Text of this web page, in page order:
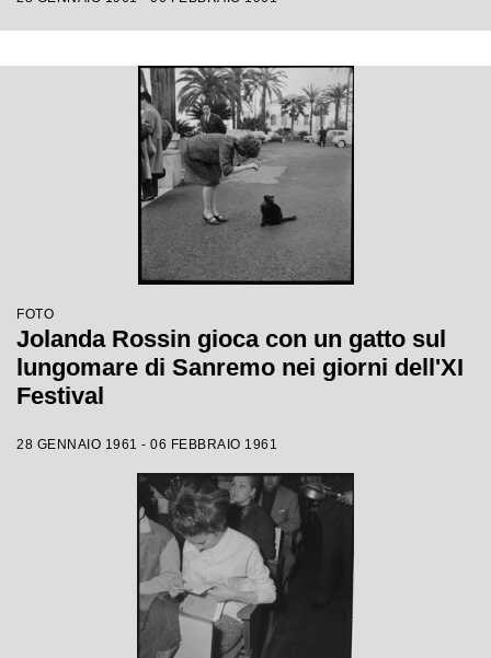
FOTO
Jolanda Rossin gioca con un gatto sul
lungomare di Sanremo nei giorni dell'XI
Festival
28 GENNAIO 1961 - 06 FEBBRAIO 1961